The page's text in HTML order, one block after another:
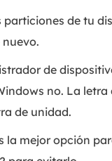
de tu
de
no. La letra
de unidad.
la mejor opción